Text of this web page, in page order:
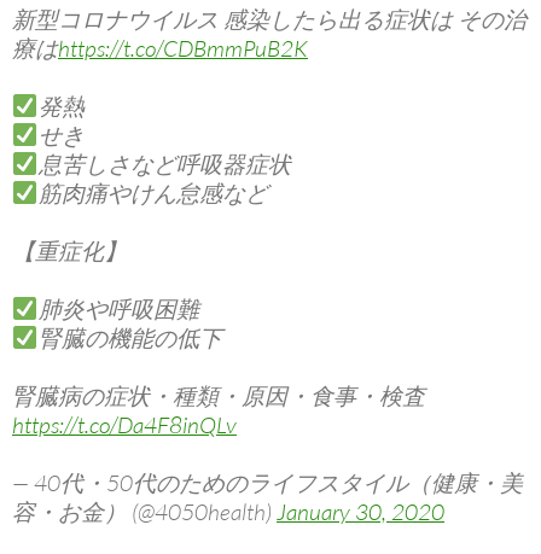
新型コロナウイルス 感染したら出る症状は その治
療はhttps://t.co/CDBmmPuB2K
発熱
せき
息苦しさなど呼吸器症状
筋肉痛やけん怠感など
【重症化】
肺炎や呼吸困難
腎臓の機能の低下
腎臓病の症状・種類・原因・食事・検査
https://t.co/Da4F8inQLv
— 40代・50代のためのライフスタイル（健康・美
容・お金） (@4050health) January 30, 2020